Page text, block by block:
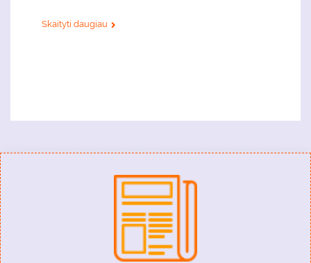
Skaityti daugiau